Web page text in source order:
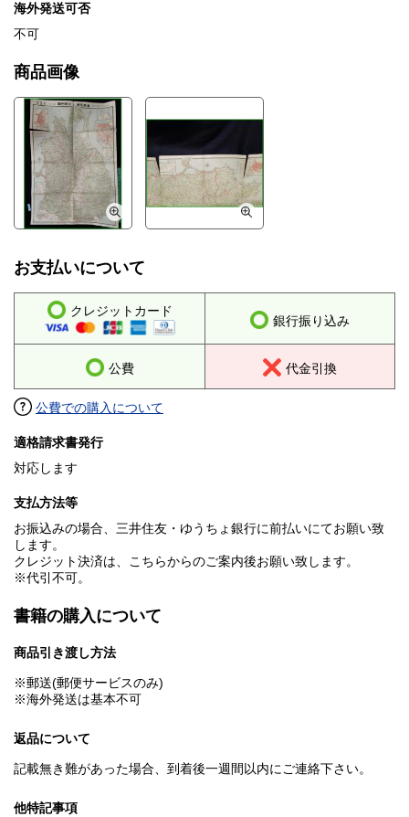
海外発送可否
不可
商品画像
お支払いについて
クレジットカード
銀行振り込み
公費 代金引換
公費での購入について
適格請求書発行
対応します
支払方法等
お振込みの場合、三井住友・ゆうちょ銀行に前払いにてお願い致
します。
クレジット決済は、こちらからのご案内後お願い致します。
※代引不可。
書籍の購入について
商品引き渡し方法
※郵送(郵便サービスのみ)
※海外発送は基本不可
返品について
記載無き難があった場合、到着後一週間以内にご連絡下さい。
他特記事項